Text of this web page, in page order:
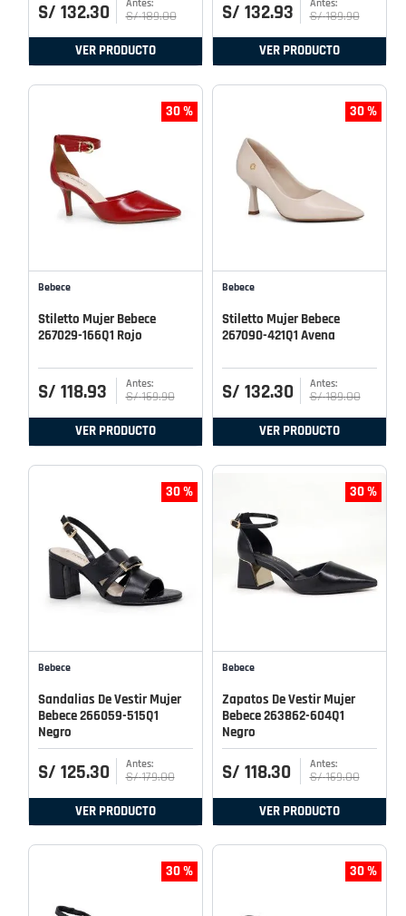
S/ 132.30 S/ 189.00
VER PRODUCTO
S/ 132.93 S/ 189.90
VER PRODUCTO
30 %
Bebece
Stiletto Mujer Bebece
267029-166Q1 Rojo
S/ 118.93 S/ 169.90
VER PRODUCTO
30 %
Bebece
Stiletto Mujer Bebece
267090-421Q1 Avena
S/ 132.30 S/ 189.00
VER PRODUCTO
30 %
Bebece
Sandalias De Vestir Mujer
Bebece 266059-515Q1
Negro
S/ 125.30 S/ 179.00
VER PRODUCTO
30 %
Bebece
Zapatos De Vestir Mujer
Bebece 263862-604Q1
Negro
S/ 118.30 S/ 169.00
VER PRODUCTO
30 % 30 %